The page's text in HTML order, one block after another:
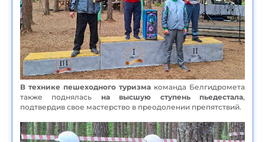
В технике пешеходного туризма команда Белгидромета
также поднялась на высшую ступень пьедестала,
подтвердив свое мастерство в преодолении препятствий.